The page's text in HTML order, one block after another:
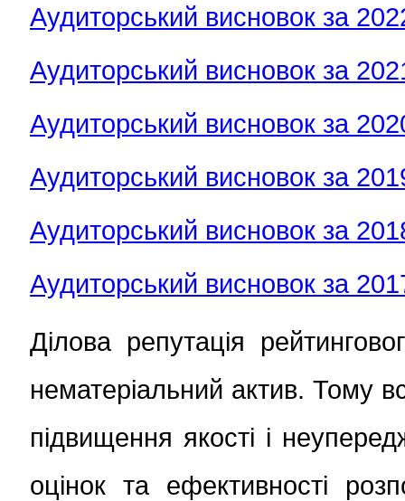
Аудиторський висновок за
Аудиторський висновок за
Аудиторський висновок за
Аудиторський висновок за
Аудиторський висновок за
Аудиторський висновок за
Ділова репутація
нематеріальний актив. Тому
підвищення якості і
оцінок та ефективності